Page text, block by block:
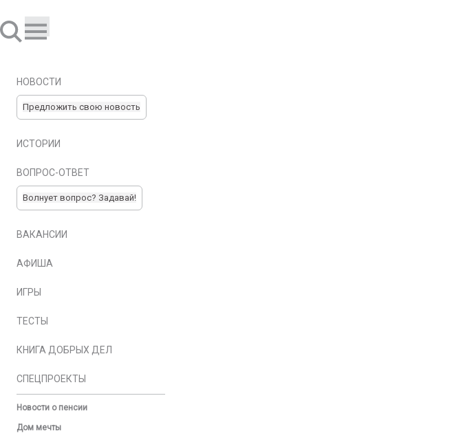
НОВОСТИ
Предложить свою новость
ИСТОРИИ
ВОПРОС-ОТВЕТ
Волнует вопрос? Задавай!
ВАКАНСИИ
АФИША
ИГРЫ
ТЕСТЫ
КНИГА ДОБРЫХ ДЕЛ
СПЕЦПРОЕКТЫ
Новости о пенсии
Дом мечты